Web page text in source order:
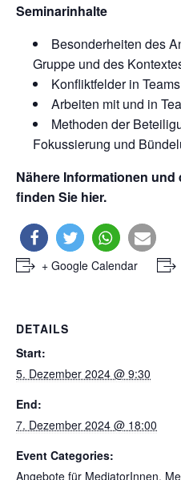
Seminarinhalte
Besonderheiten des
Gruppe und des
Konfliktfelder in
Arbeiten mit und in
Methoden der
Fokussierung und
Nähere Informationen
finden Sie hier.
+ Google Calendar
DETAILS
Start:
5. Dezember 2024 @ 9:30
End:
7. Dezember 2024 @ 18:00
Event Categories:
Angebote für MediatorInnen,